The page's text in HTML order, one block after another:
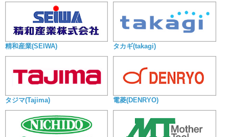
精和産業(SEIWA) タカギ(takagi)
タジマ(Tajima) 電菱(DENRYO)